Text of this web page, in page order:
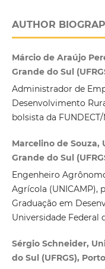
AUTHOR
Márcio de Araújo
Grande do Sul
Administrador de
Desenvolvimento
bolsista da
Marcelino de Souza,
Grande do Sul
Engenheiro
Agrícola (UNICAMP),
Graduação em
Universidade Federal
Sérgio Schneider,
do Sul (UFRGS),